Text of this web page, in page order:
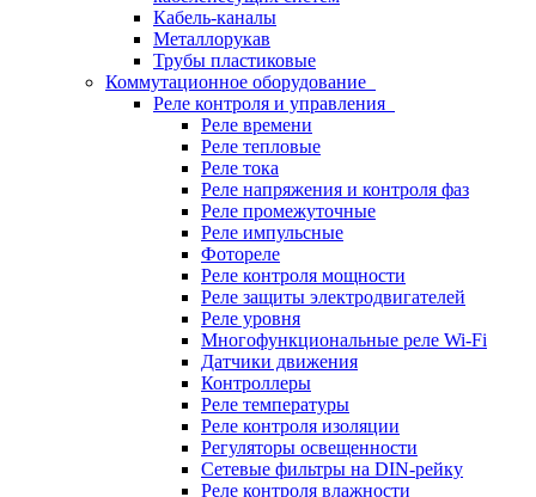
Кабель-каналы
Металлорукав
Трубы пластиковые
Коммутационное оборудование
Реле контроля и управления
Реле времени
Реле тепловые
Реле тока
Реле напряжения и контроля фаз
Реле промежуточные
Реле импульсные
Фотореле
Реле контроля мощности
Реле защиты электродвигателей
Реле уровня
Многофункциональные реле Wi-Fi
Датчики движения
Контроллеры
Реле температуры
Реле контроля изоляции
Регуляторы освещенности
Сетевые фильтры на DIN-рейку
Реле контроля влажности